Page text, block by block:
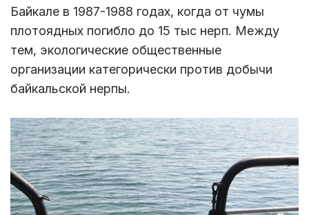
Байкале в 1987-1988 годах, когда от чумы
плотоядных погибло до 15 тыс нерп. Между
тем, экологические общественные
организации категорически против добычи
байкальской нерпы.